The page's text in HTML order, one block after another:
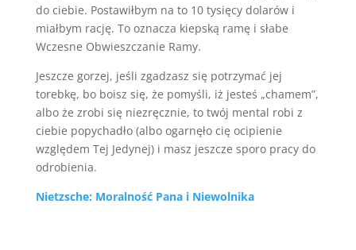
do ciebie. Postawiłbym na to 10 tysięcy dolarów i
miałbym rację. To oznacza kiepską ramę i słabe
Wczesne Obwieszczanie Ramy.
Jeszcze gorzej, jeśli zgadzasz się potrzymać jej
torebkę, bo boisz się, że pomyśli, iż jesteś „chamem”,
albo że zrobi się niezręcznie, to twój mental robi z
ciebie popychadło (albo ogarnęło cię ocipienie
względem Tej Jedynej) i masz jeszcze sporo pracy do
odrobienia.
Nietzsche: Moralność Pana i Niewolnika